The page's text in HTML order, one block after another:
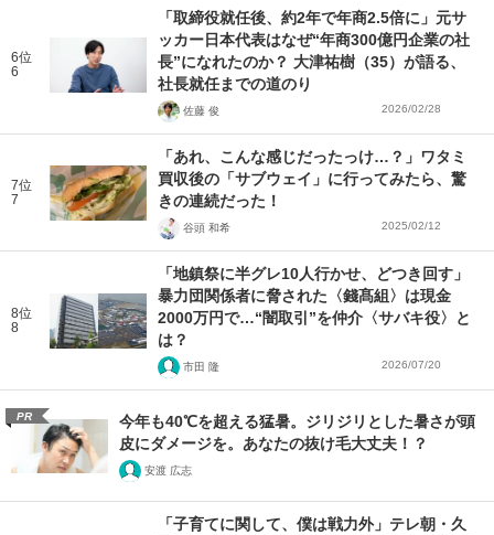
6位
6
「取締役就任後、約2年で年商2.5倍に」元サ
ッカー日本代表はなぜ“年商300億円企業の社
長”になれたのか？ 大津祐樹（35）が語る、
社長就任までの道のり
佐藤 俊 2026/02/28
7位
7
「あれ、こんな感じだったっけ…？」ワタミ
買収後の「サブウェイ」に行ってみたら、驚
きの連続だった！
谷頭 和希 2025/02/12
8位
8
「地鎮祭に半グレ10人行かせ、どつき回す」
暴力団関係者に脅された〈錢髙組〉は現金
2000万円で…“闇取引”を仲介〈サバキ役〉と
は？
市田 隆 2026/07/20
PR
今年も40℃を超える猛暑。ジリジリとした暑さが頭
皮にダメージを。あなたの抜け毛大丈夫！？
安渡 広志
「子育てに関して、僕は戦力外」テレ朝・久